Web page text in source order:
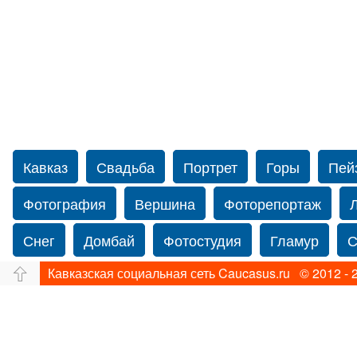
Кавказ Свадьба Портрет Горы
Фотография
Вершина Фоторепортаж
Снег
Домбай Фотостудия Гламур
Путешествие
Перевал Свадьба фото
Кавказская социальная сеть Caucasus.ru © 2012 -